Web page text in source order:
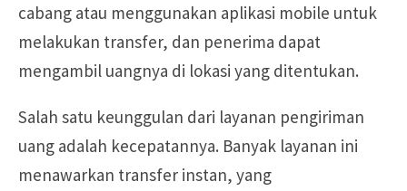
cabang atau menggunakan aplikasi mobile untuk
melakukan transfer, dan penerima dapat
mengambil uangnya di lokasi yang ditentukan.
Salah satu keunggulan dari layanan pengiriman
uang adalah kecepatannya. Banyak layanan ini
menawarkan transfer instan, yang